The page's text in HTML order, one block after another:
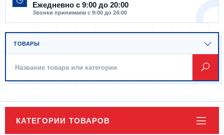
Ежедневно с 9:00 до 20:00
Звонки принимаем с 9:00 до 24:00
КАТЕГОРИИ ТОВАРОВ